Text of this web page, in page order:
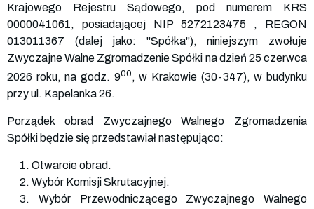
Krajowego Rejestru Sądowego, pod numerem KRS
0000041061, posiadającej NIP 5272123475 , REGON
013011367 (dalej jako: "Spółka"), niniejszym zwołuje
Zwyczajne Walne Zgromadzenie Spółki na dzień 25 czerwca
2026 roku, na godz. 900 , w Krakowie (30-347), w budynku
przy ul. Kapelanka 26.
Porządek obrad Zwyczajnego Walnego Zgromadzenia
Spółki będzie się przedstawiał następująco:
1. Otwarcie obrad.
2. Wybór Komisji Skrutacyjnej.
3. Wybór Przewodniczącego Zwyczajnego Walnego